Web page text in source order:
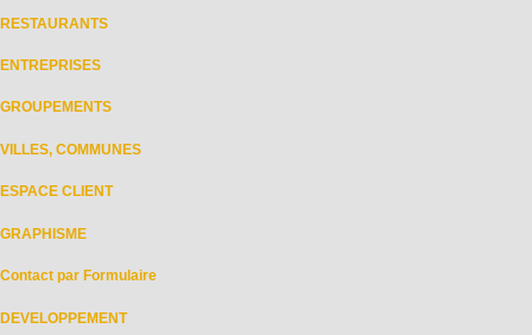
RESTAURANTS
ENTREPRISES
GROUPEMENTS
VILLES, COMMUNES
ESPACE CLIENT
GRAPHISME
Contact par Formulaire
DEVELOPPEMENT